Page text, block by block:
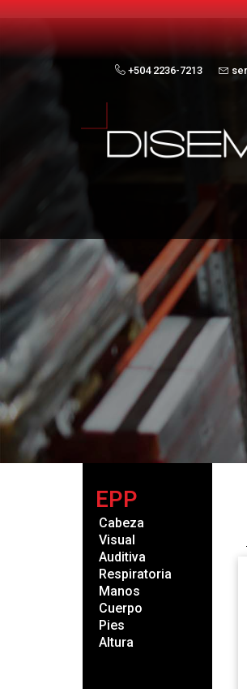
+504 2236-7213
EPP
Cabeza
Visual
Auditiva
Respiratoria
Manos
Cuerpo
Pies
Altura